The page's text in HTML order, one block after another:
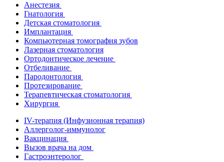
Анестезия
Гнатология
Детская стоматология
Имплантация
Компьютерная томография зубов
Лазерная стоматология
Ортодонтическое лечение
Отбеливание
Пародонтология
Протезирование
Терапевтическая стоматология
Хирургия
IV-терапия (Инфузионная терапия)
Аллерголог-иммунолог
Вакцинация
Вызов врача на дом
Гастроэнтеролог